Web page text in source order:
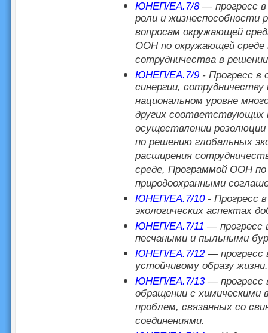
ЮНЕП/EA.7/8— прогресс в
роли и жизнеспособности
вопросам окружающей
ООН по окружающей среде
сотрудничества в
ЮНЕП/EA.7/9- Прогресс в
синергии,
национальном уровне
других соответствующих
осуществлении
по решению глобальных
расширения
среде, Программой ООН
природоохранными
ЮНЕП/EA.7/10- Прогресс
экологических аспектах
ЮНЕП/EA.7/11 — прогресс
песчаными и пыльными
ЮНЕП/EA.7/12— прогресс
устойчивому образу жизни.
ЮНЕП/EA.7/13— прогресс
обращении с
проблем, связанных со
соединениями.